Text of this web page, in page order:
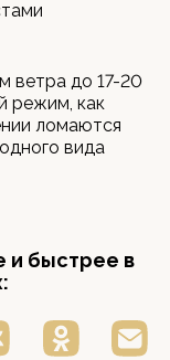
ветра до 17-20
режим, как
ломаются
вида
и быстрее в